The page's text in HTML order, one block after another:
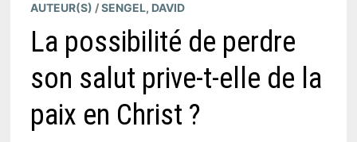
AUTEUR(S) /SENGEL, DAVID
La possibilité de perdre
son salut prive-t-elle de la
paix en Christ ?